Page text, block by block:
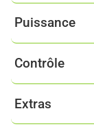
Puissance
Contrôle
Extras